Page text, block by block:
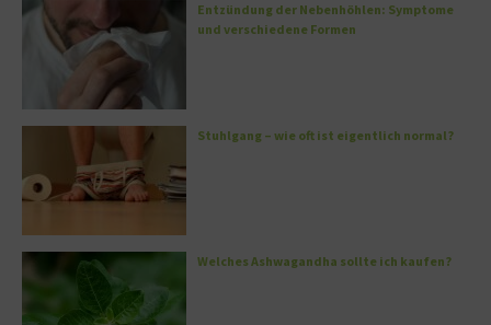
Entzündung der Nebenhöhlen: Symptome
und verschiedene Formen
Stuhlgang – wie oft ist eigentlich normal?
Welches Ashwagandha sollte ich kaufen?